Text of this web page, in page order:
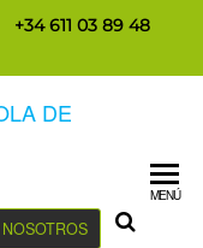
+34 611 03 89 48
MENÚ